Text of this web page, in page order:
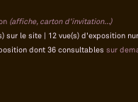
(affiche, carton d'invitation...)
sur le site | 12 vue(s) d'exposition
dont 36 consultables sur